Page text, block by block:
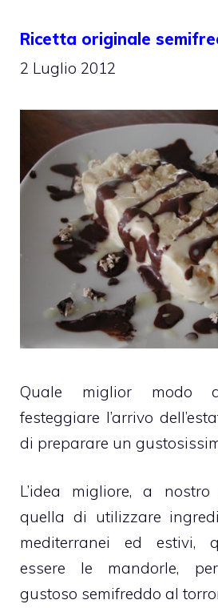
Ricetta originale
2 Luglio 2012
Quale miglior modo
festeggiare l’arrivo
di preparare un
L’idea migliore, a nostro
quella di utilizzare
mediterranei ed estivi,
essere le mandorle,
gustoso semifreddo al